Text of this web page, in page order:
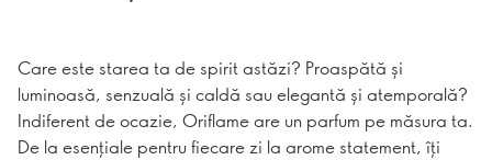
Care este starea ta de spirit astăzi? Proaspătă și
luminoasă, senzuală și caldă sau elegantă și atemporală?
Indiferent de ocazie, Oriflame are un parfum pe măsura ta.
De la esențiale pentru fiecare zi la arome statement, îți